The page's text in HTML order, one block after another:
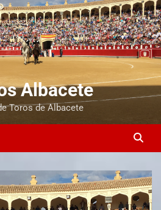
Albacete
Toros de Albacete